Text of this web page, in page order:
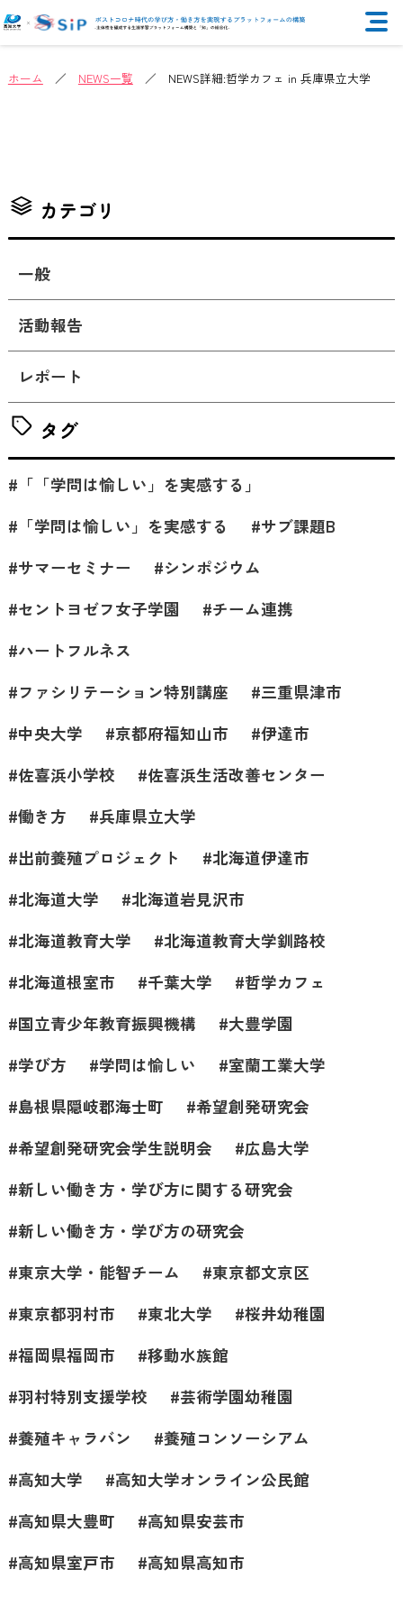
ホーム ／ NEWS一覧 ／ NEWS詳細:哲学カフェ in 兵庫県立大学
カテゴリ
一般
活動報告
レポート
タグ
「「学問は愉しい」を実感する」
「学問は愉しい」を実感する
サブ課題B
サマーセミナー
シンポジウム
セントヨゼフ女子学園
チーム連携
ハートフルネス
ファシリテーション特別講座
三重県津市
中央大学
京都府福知山市
伊達市
佐喜浜小学校
佐喜浜生活改善センター
働き方
兵庫県立大学
出前養殖プロジェクト
北海道伊達市
北海道大学
北海道岩見沢市
北海道教育大学
北海道教育大学釧路校
北海道根室市
千葉大学
哲学カフェ
国立青少年教育振興機構
大豊学園
学び方
学問は愉しい
室蘭工業大学
島根県隠岐郡海士町
希望創発研究会
希望創発研究会学生説明会
広島大学
新しい働き方・学び方に関する研究会
新しい働き方・学び方の研究会
東京大学・能智チーム
東京都文京区
東京都羽村市
東北大学
桜井幼稚園
福岡県福岡市
移動水族館
羽村特別支援学校
芸術学園幼稚園
養殖キャラバン
養殖コンソーシアム
高知大学
高知大学オンライン公民館
高知県大豊町
高知県安芸市
高知県室戸市
高知県高知市